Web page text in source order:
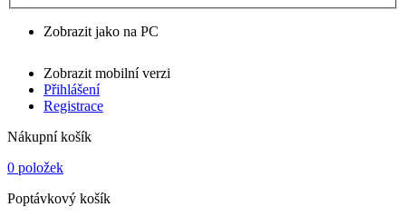
Zobrazit jako na PC
Zobrazit mobilní verzi
Přihlášení
Registrace
Nákupní košík
0 položek
Poptávkový košík